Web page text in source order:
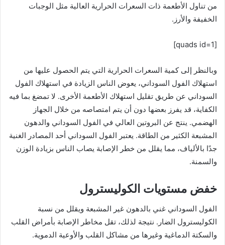
من تناول الأطعمة ذات السعرات الحرارية العالية مثل الوجبات
الخفيفة والأرز.
[quads id=1]
وبالنظر إلى كمية السعرات الحرارية التي يتم الحصول عليها من
استهلاك الفول السوداني، يعوض الناس الزيادة في استهلاك الفول
السوداني عن طريق تقليل استهلاك الأطعمة الأخرى. لا تمضغ بما فيه
الكفاية، قد يفرز بعضها دون أن يتم امتصاصه من خلال الجهاز
الهضمي. ينتج عن البروتين العالي في الفول السوداني والدهون
المشبعة الكثير من الطاقة. يعتبر الفول السوداني أحد المصادر الغنية
جدًا بالألياف، مما يقلل من خطر الإصابة يصاب الناس بزيادة الوزن
والسمنة.
خفض مستويات الكوليسترول
الفول السوداني غني بالدهون غير المشبعة ويقلل من نسبة
الكوليسترول الضار. نتيجة لذلك، تقل مخاطر الإصابة بأمراض القلب
والسكتة الدماغية وغيرها من مشاكل القلب والأوعية الدموية.